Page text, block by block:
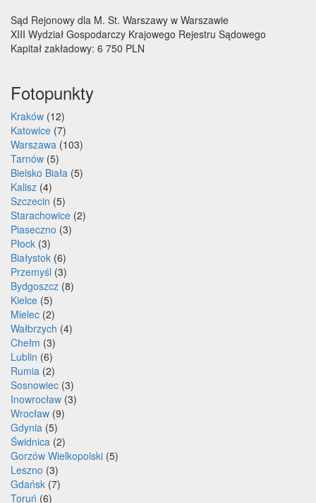
Sąd Rejonowy dla M. St. Warszawy w Warszawie
XIII Wydział Gospodarczy Krajowego Rejestru Sądowego
Kapitał zakładowy: 6 750 PLN
Fotopunkty
Kraków (12)
Katowice (7)
Warszawa (103)
Tarnów (5)
Bielsko Biała (5)
Kalisz (4)
Szczecin (5)
Starachowice (2)
Piaseczno (3)
Płock (3)
Białystok (6)
Przemyśl (3)
Bydgoszcz (8)
Kielce (5)
Mielec (2)
Wałbrzych (4)
Chełm (3)
Lublin (6)
Rumia (2)
Sosnowiec (3)
Inowrocław (3)
Wrocław (9)
Gdynia (5)
Świdnica (2)
Gorzów Wielkopolski (5)
Leszno (3)
Gdańsk (7)
Toruń (6)